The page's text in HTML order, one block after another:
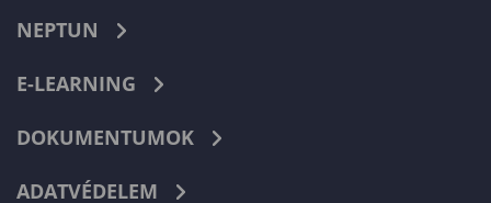
NEPTUN
E-LEARNING
DOKUMENTUMOK
ADATVÉDELEM